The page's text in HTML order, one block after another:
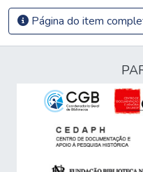
Página do item